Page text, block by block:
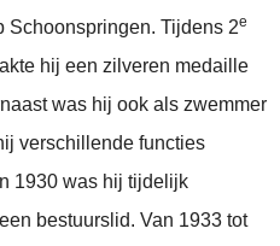
Schoonspringen. Tijdens 2e
hij een zilveren medaille
was hij ook als zwemmer
verschillende functies
1930 was hij tijdelijk
bestuurslid. Van 1933 tot